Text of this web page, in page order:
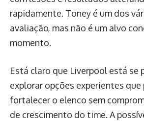
rapidamente. Toney é um dos
avaliação, mas não é um alvo
momento.
Está claro que Liverpool está se
explorar opções experientes que
fortalecer o elenco sem
de crescimento do time. A